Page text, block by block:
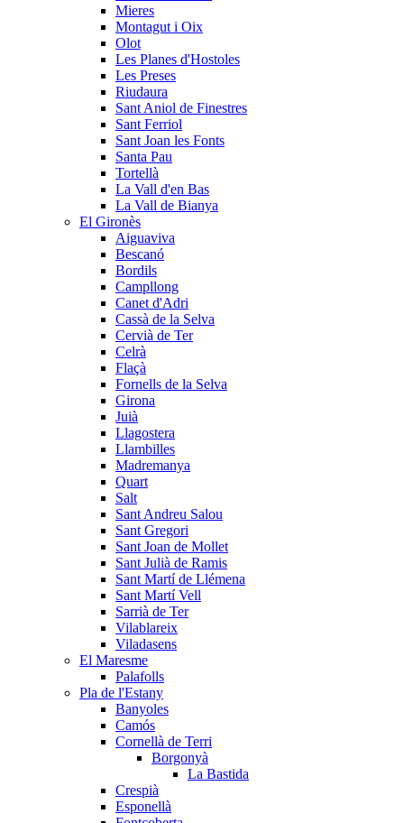
Mieres
Montagut i Oix
Olot
Les Planes d'Hostoles
Les Preses
Riudaura
Sant Aniol de Finestres
Sant Ferriol
Sant Joan les Fonts
Santa Pau
Tortellà
La Vall d'en Bas
La Vall de Bianya
El Gironès
Aiguaviva
Bescanó
Bordils
Campllong
Canet d'Adri
Cassà de la Selva
Cervià de Ter
Celrà
Flaçà
Fornells de la Selva
Girona
Juià
Llagostera
Llambilles
Madremanya
Quart
Salt
Sant Andreu Salou
Sant Gregori
Sant Joan de Mollet
Sant Julià de Ramis
Sant Martí de Llémena
Sant Martí Vell
Sarrià de Ter
Vilablareix
Viladasens
El Maresme
Palafolls
Pla de l'Estany
Banyoles
Camós
Cornellà de Terri
Borgonyà
La Bastida
Crespià
Esponellà